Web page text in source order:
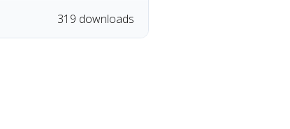
319 downloads